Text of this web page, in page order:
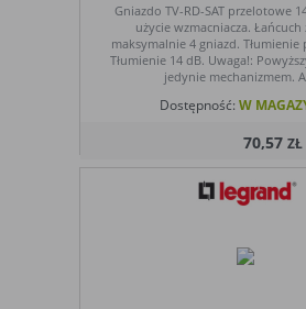
Gniazdo TV-RD-SAT przelotowe
użycie wzmacniacza. Łańcuch
maksymalnie 4 gniazd. Tłumienie
Tłumienie 14 dB. Uwaga!:
jedynie mechanizmem.
Dostępność: W
70,57ZŁ